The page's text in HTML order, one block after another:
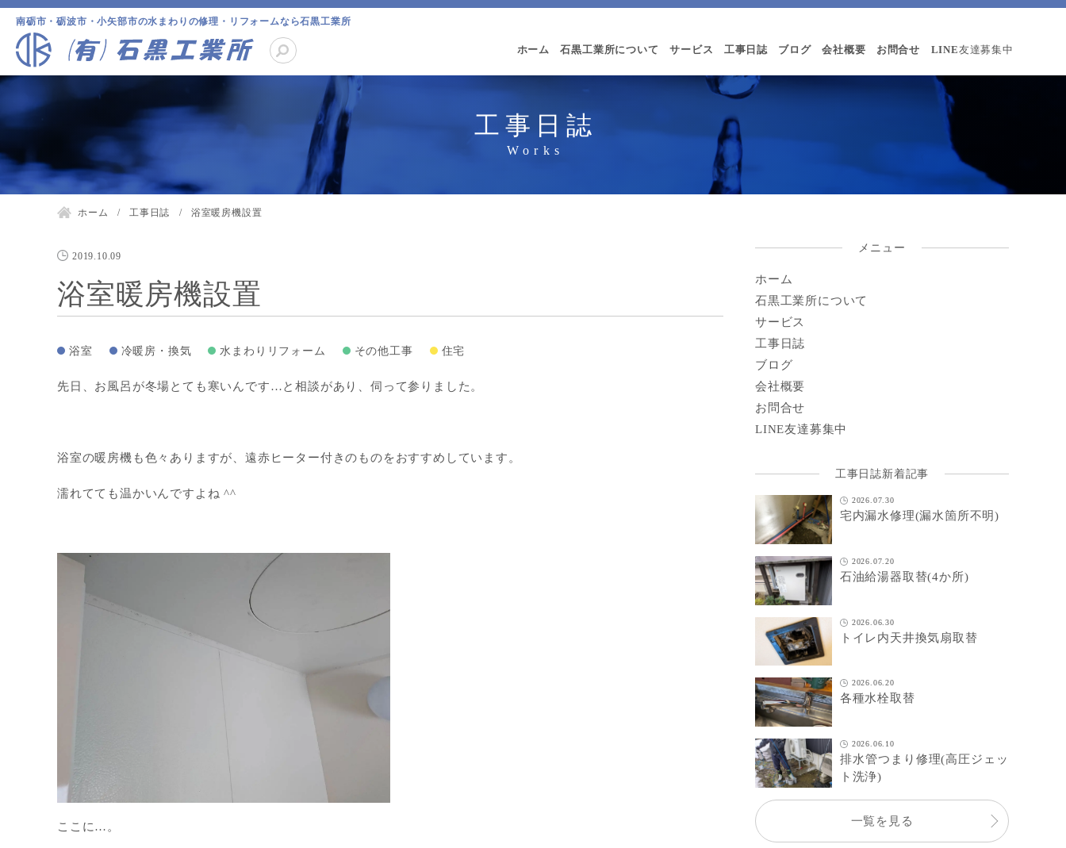
南砺市・砺波市・小矢部市の水まわりの修理・リフォームなら石黒工業所
ホーム 石黒工業所について サービス 工事日誌 ブログ 会社概要 お問合せ LINE友達募集中
工事日誌
ホーム 工事日誌 浴室暖房機設置
2019.10.09
浴室暖房機設置
浴室 冷暖房・換気 水まわりリフォーム その他工事 住宅
先日、お風呂が冬場とても寒いんです…と相談があり、伺って参りました。
浴室の暖房機も色々ありますが、遠赤ヒーター付きのものをおすすめしています。
濡れてても温かいんですよね ^^
ここに…。
メニュー
ホーム
石黒工業所について
サービス
工事日誌
ブログ
会社概要
お問合せ
LINE友達募集中
工事日誌新着記事
2026.07.30
宅内漏水修理(漏水箇所不明)
2026.07.20
石油給湯器取替(4か所)
2026.06.30
トイレ内天井換気扇取替
2026.06.20
各種水栓取替
2026.06.10
排水管つまり修理(高圧ジェッ
ト洗浄)
一覧を見る